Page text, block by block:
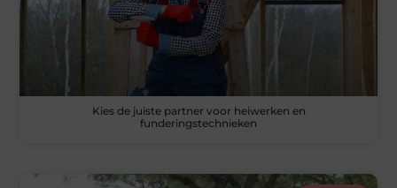
Kies de juiste partner voor heiwerken en
funderingstechnieken